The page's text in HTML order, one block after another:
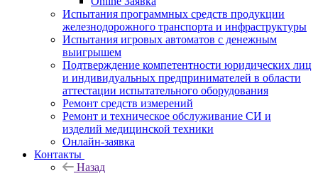
Испытания программных средств продукции
железнодорожного транспорта и инфраструктуры
Испытания игровых автоматов с денежным
выигрышем
Подтверждение компетентности юридических лиц
и индивидуальных предпринимателей в области
аттестации испытательного оборудования
Ремонт средств измерений
Ремонт и техническое обслуживание СИ и
изделий медицинской техники
Онлайн-заявка
Контакты
Назад